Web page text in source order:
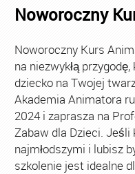
Noworoczny
Noworoczny Kurs
na niezwykłą
dziecko na Twojej
Akademia Animatora
2024 i zaprasza na
Zabaw dla Dzieci.
najmłodszymi i lubisz
szkolenie jest idealne